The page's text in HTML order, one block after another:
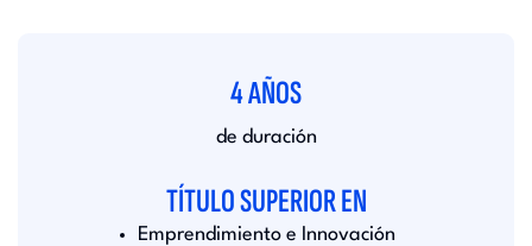
4 AÑOS
de duración
TÍTULO SUPERIOR EN
Emprendimiento e Innovación